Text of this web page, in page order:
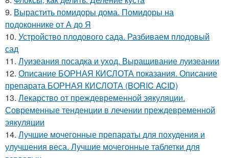
9. Вырастить помидоры дома. Помидоры на
подоконнике от А до Я
10. Устройство плодового сада. Разбиваем плодовый
сад
11. Луизеания посадка и уход. Выращивание луизеании
12. Описание БОРНАЯ КИСЛОТА показания. Описание
препарата БОРНАЯ КИСЛОТА (BORIC ACID)
13. Лекарство от преждевременной эякуляции.
Современные тенденции в лечении преждевременной
эякуляции
14. Лучшие мочегонные препараты для похудения и
улучшения веса. Лучшие мочегонные таблетки для